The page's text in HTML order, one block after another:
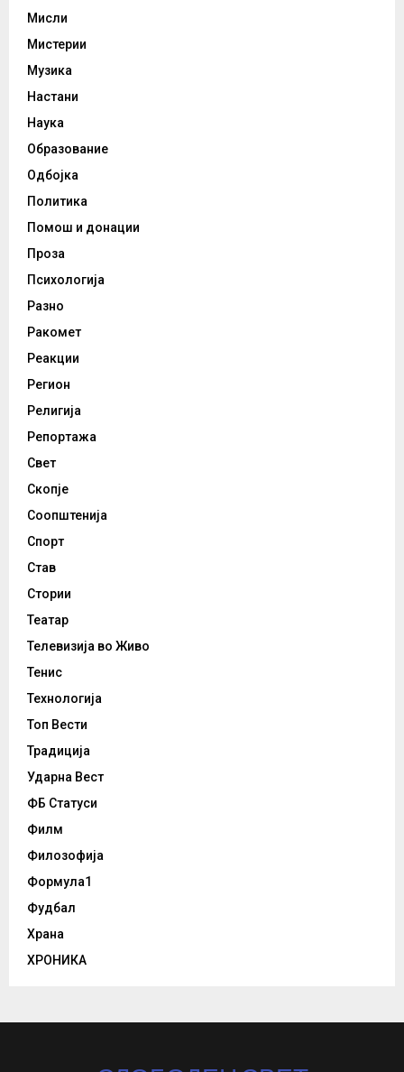
Мисли
Мистерии
Музика
Настани
Наука
Образование
Одбојка
Политика
Помош и донации
Проза
Психологија
Разно
Ракомет
Реакции
Регион
Религија
Репортажа
Свет
Скопје
Соопштенија
Спорт
Став
Стории
Театар
Телевизија во Живо
Тенис
Технологија
Топ Вести
Традиција
Ударна Вест
ФБ Статуси
Филм
Филозофија
Формула1
Фудбал
Храна
ХРОНИКА